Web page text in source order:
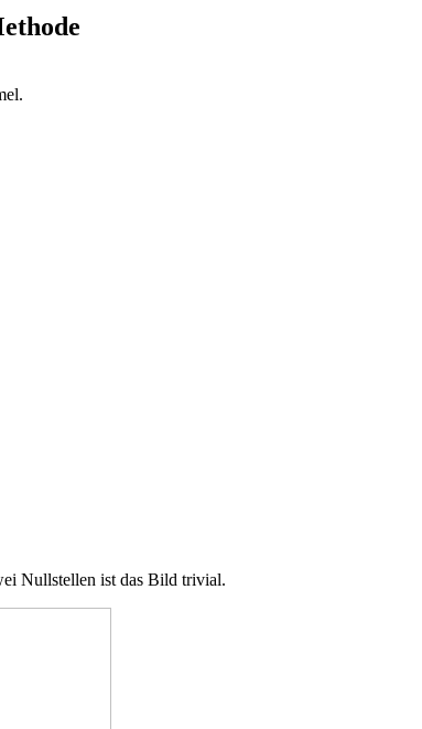
Nullstellen ist das Bild trivial.